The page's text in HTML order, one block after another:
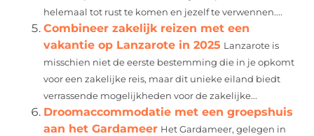
helemaal tot rust te komen en jezelf te verwennen....
Combineer zakelijk reizen met een
vakantie op Lanzarote in 2025 Lanzarote is
misschien niet de eerste bestemming die in je opkomt
voor een zakelijke reis, maar dit unieke eiland biedt
verrassende mogelijkheden voor de zakelijke...
Droomaccommodatie met een groepshuis
aan het Gardameer Het Gardameer, gelegen in